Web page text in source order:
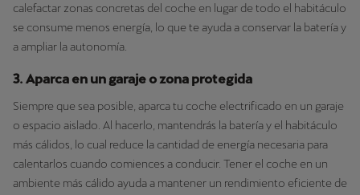
calefactar zonas concretas del coche en lugar de todo el habitáculo
se consume menos energía, lo que te ayuda a conservar la batería y
a ampliar la autonomía.
3. Aparca en un garaje o zona protegida
Siempre que sea posible, aparca tu coche electrificado en un garaje
o espacio aislado. Al hacerlo, mantendrás la batería y el habitáculo
más cálidos, lo cual reduce la cantidad de energía necesaria para
calentarlos cuando comiences a conducir. Tener el coche en un
ambiente más cálido ayuda a mantener un rendimiento eficiente de